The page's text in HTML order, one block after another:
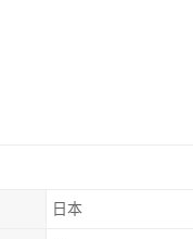
日本